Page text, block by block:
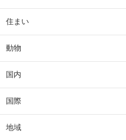
住まい
動物
国内
国際
地域